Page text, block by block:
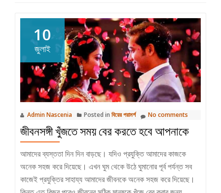
10
জুলাই
Admin Nascenia Posted in বিয়ের পরামর্শ No comments
জীবনসঙ্গী খুঁজতে সময় বের করতে হবে আপনাকে
আমাদের ব্যস্ততা দিন দিন বাড়ছে। যদিও প্রযুক্তি আমাদের কাজকে
অনেক সহজ করে দিয়েছে। এখন ঘুম থেকে উঠে ঘুমানোর পূর্ব পর্যন্ত সব
কাজেই প্রযুক্তির সাহায্য আমাদের জীবনকে অনেক সহজ করে দিয়েছে।